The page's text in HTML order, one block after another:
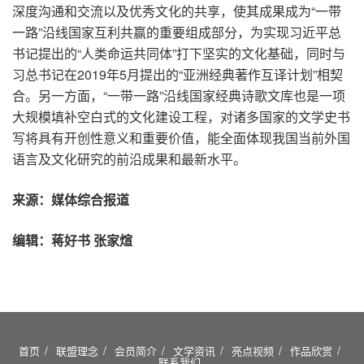
深度沟通和交流以及优秀文化的共享，使其成果成为“一带
一路”沿线国家互利共赢的重要组成部分，为实现习近平总
书记提出的“人类命运共同体”打下坚实的文化基础，同时与
习总书记在2019年5月提出的“亚洲经典著作互译计划”相契
合。另一方面，“一带一路”沿线国家经典诗歌文库也是一项
大规模填补空白式的文化建设工程，对诸多国家的文学史书
写将具有开创性意义和重要价值，能全面体现我国当前外国
语言及文化研究的前沿成果和最新水平。
来源：媒体综合报道
编辑：蒋好书 张家煊
首页 联盟理念 会员简介 文学资讯 亮点视频 作品欣赏